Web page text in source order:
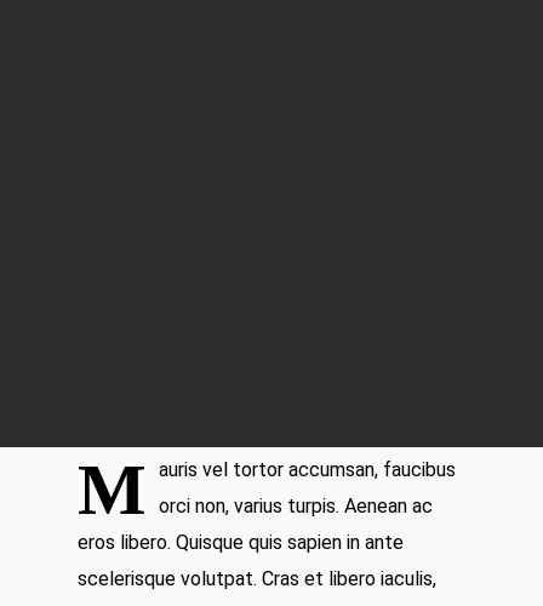
M
auris vel tortor accumsan, faucibus
orci non, varius turpis. Aenean ac
eros libero. Quisque quis sapien in ante
scelerisque volutpat. Cras et libero iaculis,